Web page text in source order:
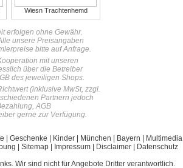
Wiesn Trachtenhemd
erfolgen ohne Gewähr.
unsere Preisangaben
bitte auf Anfrage.
mit unseren
über die Betreiber
des jeweiligen Shops.
(inklusive MwSt, zzgl.
Partnern jedoch
AGB
gerne zur Verfügung.
Geschenke Kinder München Bayern
Multimedia
Sitemap Impressum Disclaimer
Datenschutz
Wir sind nicht für Angebote Dritter verantwortlich.